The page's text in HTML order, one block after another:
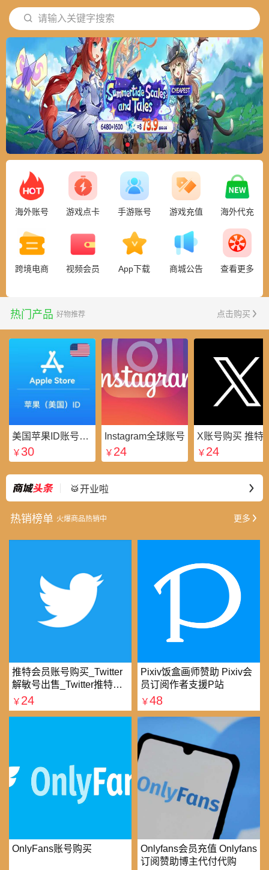
请输入关键字搜索
海外账号 游戏点卡 手游账号 游戏充值 海外代充
跨境电商 视频会员 App下载 商城公告 查看更多
热门产品 好物推荐 点击购买
美国苹果ID账号_美区Apple ID账号_外国苹果ID账号购买批发平台
￥ 30
Instagram全球账号
￥ 24
￥ 24
最新 ⭐好礼不断
🥁开业啦
热销榜单 火爆商品热销中 更多
推特会员账号购买_Twitter
解敏号出售_Twitter推特账
号购买批发平台
￥ 24
Pixiv饭盒画师赞助 Pixiv会
员订阅作者支援P站
￥48
OnlyFans账号购买
Onlyfans会员充值 Onlyfans
订阅赞助博主代付代购